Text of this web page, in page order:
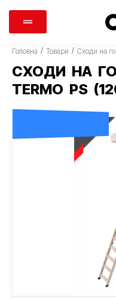
Головна / Товари / Сходи на
СХОДИ НА
TERMO PS
ДОСТАВКА 0 ГРН